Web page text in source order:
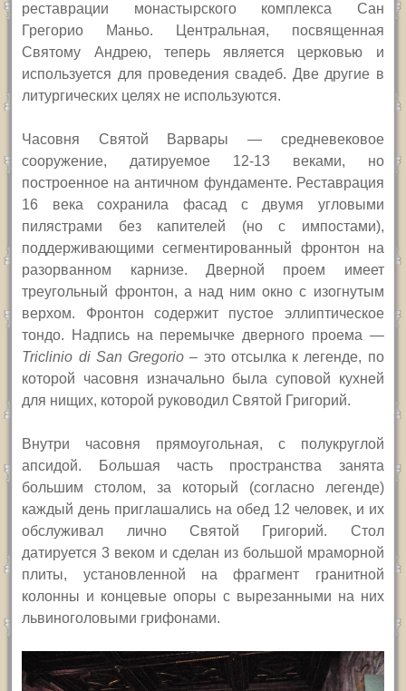
реставрации монастырского комплекса Сан
Грегорио Маньо. Центральная, посвященная
Святому Андрею, теперь является церковью и
используется для проведения свадеб. Две другие в
литургических целях не используются.
Часовня Святой Варвары — средневековое
сооружение, датируемое 12-13 веками, но
построенное на античном фундаменте. Реставрация
16 века сохранила фасад с двумя угловыми
пилястрами без капителей (но с импостами),
поддерживающими сегментированный фронтон на
разорванном карнизе. Дверной проем имеет
треугольный фронтон, а над ним окно с изогнутым
верхом. Фронтон содержит пустое эллиптическое
тондо. Надпись на перемычке дверного проема —
Triclinio di San Gregorio – это отсылка к легенде, по
которой часовня изначально была суповой кухней
для нищих, которой руководил Святой Григорий.
Внутри часовня прямоугольная, с полукруглой
апсидой. Большая часть пространства занята
большим столом, за который (согласно легенде)
каждый день приглашались на обед 12 человек, и их
обслуживал лично Святой Григорий. Стол
датируется 3 веком и сделан из большой мраморной
плиты, установленной на фрагмент гранитной
колонны и концевые опоры с вырезанными на них
львиноголовыми грифонами.